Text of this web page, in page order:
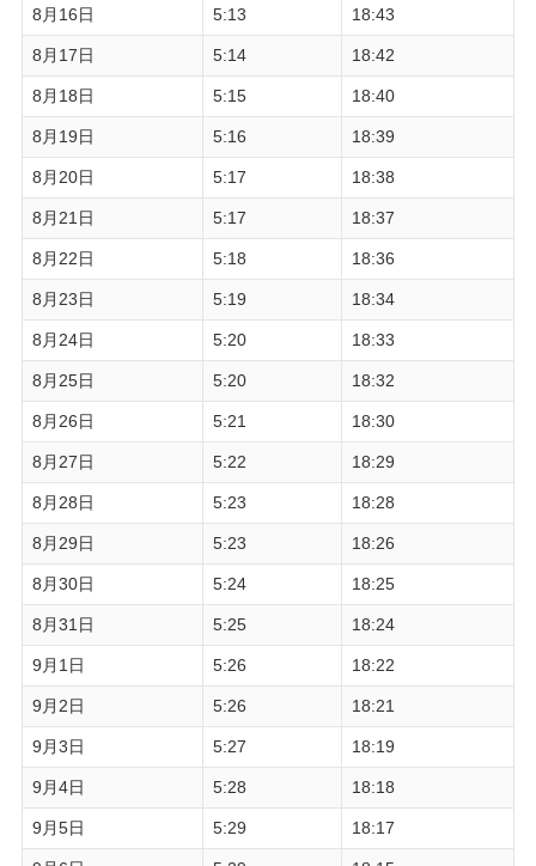
8月16日 5:13 18:43
8月17日 5:14 18:42
8月18日 5:15 18:40
8月19日 5:16 18:39
8月20日 5:17 18:38
8月21日 5:17 18:37
8月22日 5:18 18:36
8月23日 5:19 18:34
8月24日 5:20 18:33
8月25日 5:20 18:32
8月26日 5:21 18:30
8月27日 5:22 18:29
8月28日 5:23 18:28
8月29日 5:23 18:26
8月30日 5:24 18:25
8月31日 5:25 18:24
9月1日 5:26 18:22
9月2日 5:26 18:21
9月3日 5:27 18:19
9月4日 5:28 18:18
9月5日 5:29 18:17